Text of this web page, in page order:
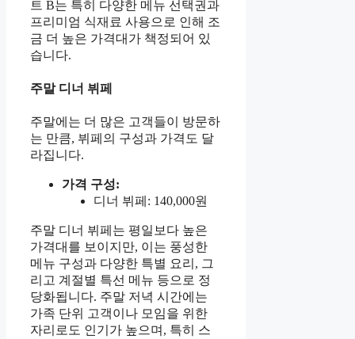
트 B는 특히 다양한 메뉴 선택권과
프리미엄 식재료 사용으로 인해 조
금 더 높은 가격대가 책정되어 있
습니다.
주말 디너 뷔페
주말에는 더 많은 고객들이 방문하
는 만큼, 뷔페의 구성과 가격도 달
라집니다.
가격 구성:
디너 뷔페: 140,000원
주말 디너 뷔페는 평일보다 높은
가격대를 보이지만, 이는 풍성한
메뉴 구성과 다양한 특별 요리, 그
리고 계절별 특선 메뉴 등으로 정
당화됩니다. 주말 저녁 시간에는
가족 단위 고객이나 모임을 위한
자리로도 인기가 높으며, 특히 스